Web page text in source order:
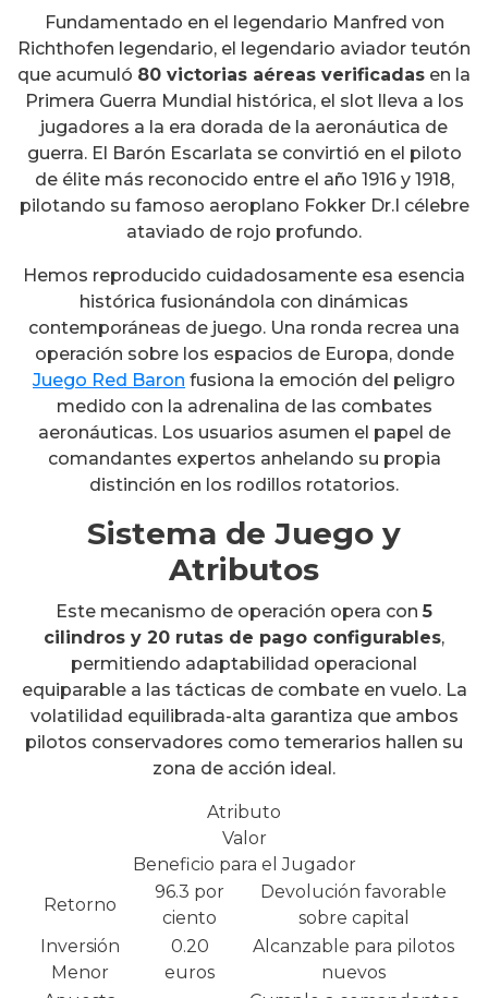
Fundamentado en el legendario Manfred von
Richthofen legendario, el legendario aviador teutón
que acumuló 80 victorias aéreas verificadas en la
Primera Guerra Mundial histórica, el slot lleva a los
jugadores a la era dorada de la aeronáutica de
guerra. El Barón Escarlata se convirtió en el piloto
de élite más reconocido entre el año 1916 y 1918,
pilotando su famoso aeroplano Fokker Dr.I célebre
ataviado de rojo profundo.
Hemos reproducido cuidadosamente esa esencia
histórica fusionándola con dinámicas
contemporáneas de juego. Una ronda recrea una
operación sobre los espacios de Europa, donde
Juego Red Baron fusiona la emoción del peligro
medido con la adrenalina de las combates
aeronáuticas. Los usuarios asumen el papel de
comandantes expertos anhelando su propia
distinción en los rodillos rotatorios.
Sistema de Juego y
Atributos
Este mecanismo de operación opera con5
cilindros y 20 rutas de pago configurables,
permitiendo adaptabilidad operacional
equiparable a las tácticas de combate en vuelo. La
volatilidad equilibrada-alta garantiza que ambos
pilotos conservadores como temerarios hallen su
zona de acción ideal.
Atributo
Valor
Beneficio para el Jugador
Retorno
96.3 por
ciento
Devolución favorable
sobre capital
Inversión
Menor
0.20
euros
Alcanzable para pilotos
nuevos